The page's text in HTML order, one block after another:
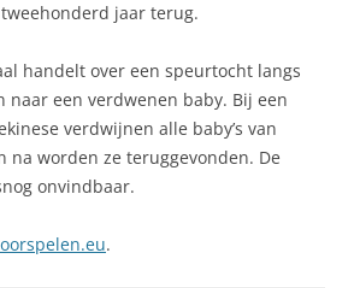
jaar terug.
handelt over een speurtocht langs
naar een verdwenen baby. Bij een
verdwijnen alle baby’s van
na worden ze teruggevonden. De
onvindbaar.
.